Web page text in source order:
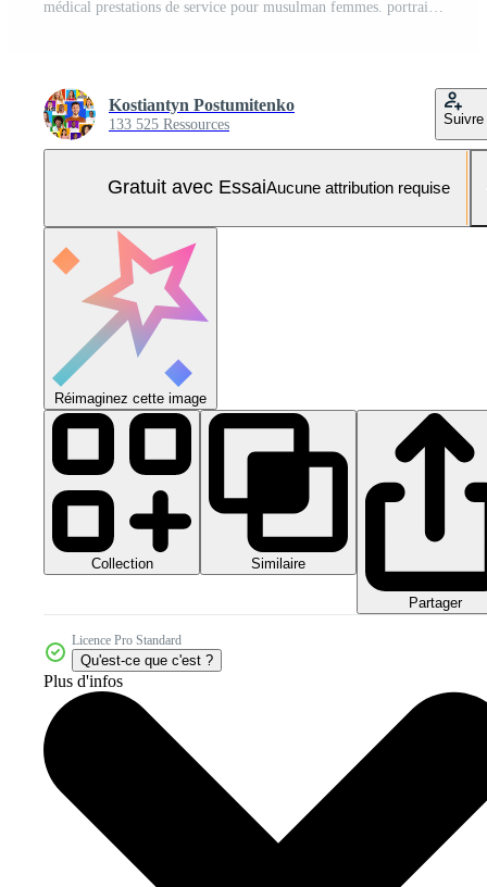
Kostiantyn Postumitenko
133 525 Ressources Suivre
Gratuit avec EssaiAucune attribution requise
Réimaginez cette image
Collection Similaire
Partager
Licence Pro Standard
Qu'est-ce que c'est ?
Plus d'infos